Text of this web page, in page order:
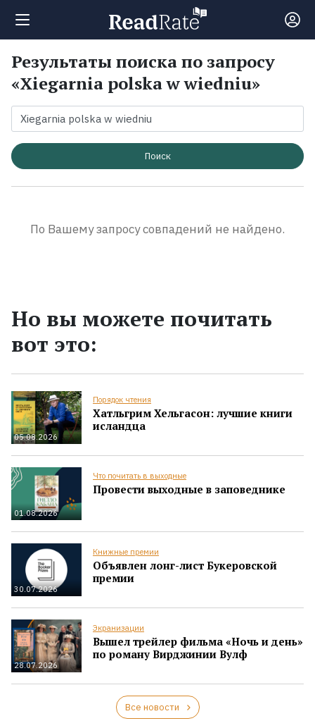
Поиск
Новости
Рейтинги
Результаты поиска по запросу
«Xiegarnia polska w wiedniu»
Поиск
По Вашему запросу совпадений не найдено.
Но вы можете почитать
вот это:
05.08.2026
Порядок чтения
Хатльгрим Хельгасон: лучшие книги
исландца
01.08.2026
Что почитать в выходные
Провести выходные в заповеднике
30.07.2026
Книжные премии
Объявлен лонг-лист Букеровской
премии
28.07.2026
Экранизации
Вышел трейлер фильма «Ночь и день»
по роману Вирджинии Вулф
Все новости